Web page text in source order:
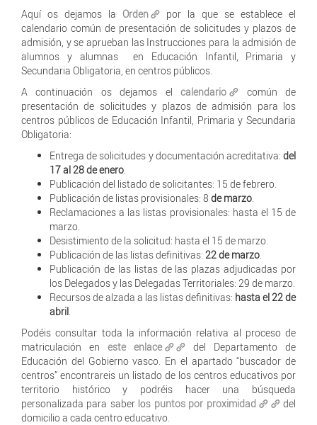
Aquí os dejamos la Orden
por la que se establece el
calendario común de presentación de solicitudes y plazos de
admisión, y se aprueban las Instrucciones para la admisión de
alumnos y alumnas en Educación Infantil, Primaria y
Secundaria Obligatoria, en centros públicos.
A continuación os dejamos elcalendario
común de
presentación de solicitudes y plazos de admisión para los
centros públicos de Educación Infantil, Primaria y Secundaria
Obligatoria:
Entrega de solicitudes y documentación acreditativa: del
17 al 28 de enero.
Publicación del listado de solicitantes: 15 de febrero.
Publicación de listas provisionales: 8 de marzo.
Reclamaciones a las listas provisionales: hasta el 15 de
marzo.
Desistimiento de la solicitud: hasta el 15 de marzo.
Publicación de las listas definitivas: 22 de marzo.
Publicación de las listas de las plazas adjudicadas por
los Delegados y las Delegadas Territoriales: 29 de marzo.
Recursos de alzada a las listas definitivas: hasta el 22 de
abril.
Podéis consultar toda la información relativa al proceso de
matriculación en este enlace
del Departamento de
Educación del Gobierno vasco. En el apartado “buscador de
centros” encontrareis un listado de los centros educativos por
territorio histórico y podréis hacer una búsqueda
personalizada para saber los puntos por proximidad
del
domicilio a cada centro educativo.